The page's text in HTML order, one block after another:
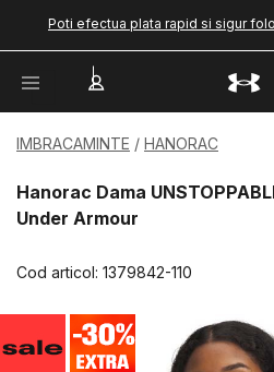
Poti efectua plata rapid si sigur
IMBRACAMINTE HANORAC
Hanorac Dama
Under Armour
Cod articol: 1379842-110